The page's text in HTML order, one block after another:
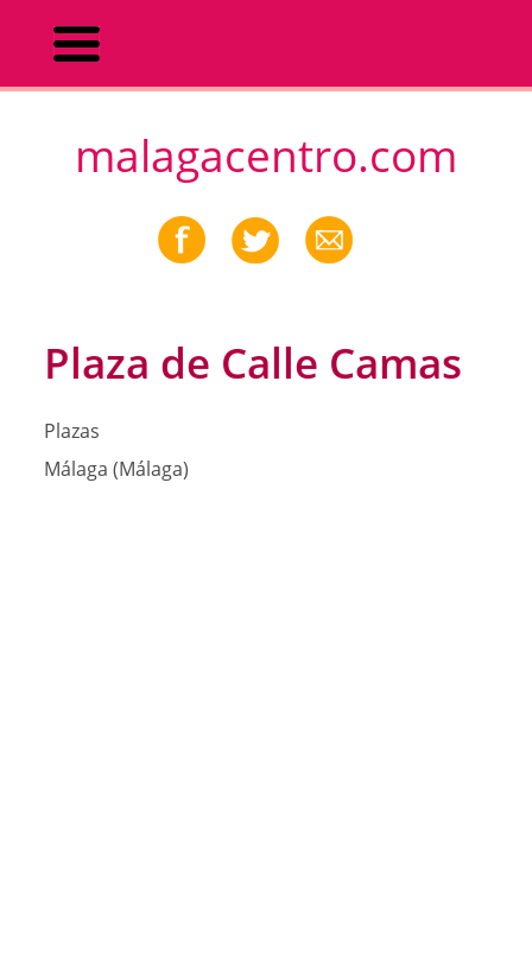
malagacentro.com
Plaza de Calle Camas
Plazas
Málaga (Málaga)